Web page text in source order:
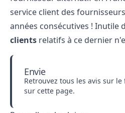
service client des
années consécutives ! Inutile
clients relatifs à ce dernier
Envie
Retrouvez tous les avis sur
sur cette page.